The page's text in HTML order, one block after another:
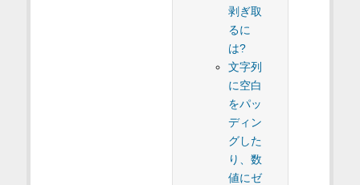
剥ぎ取
るに
は?
文字列
に空白
をパッ
ディン
グした
り、数
値にゼ